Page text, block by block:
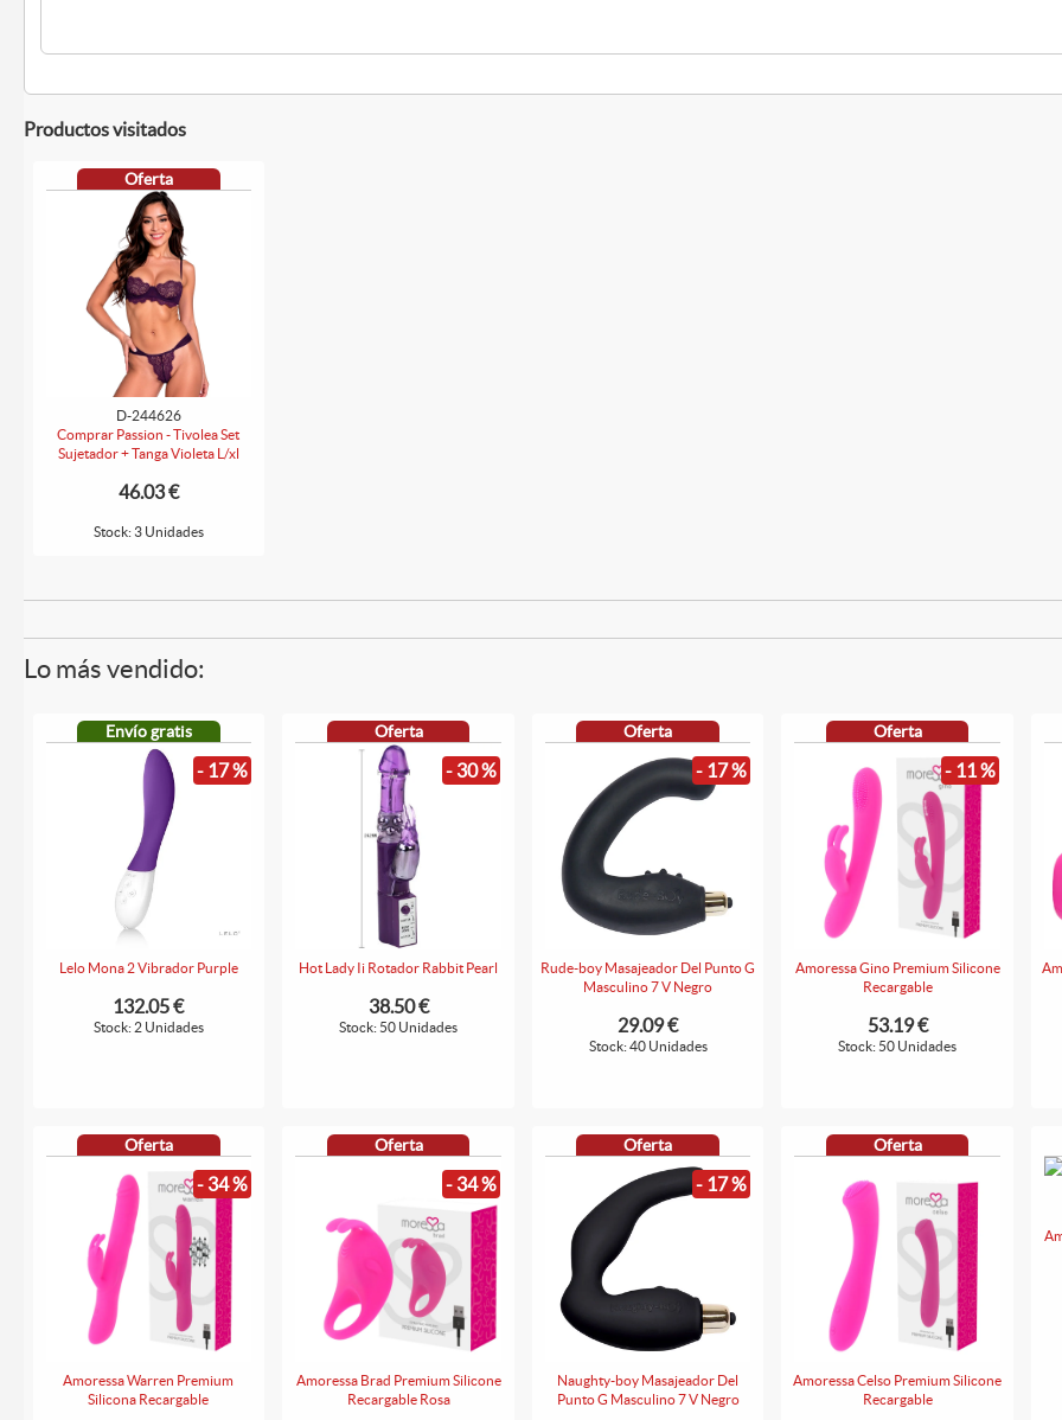
Productos visitados
Oferta
D-244626
Comprar Passion - Tivolea Set
Sujetador + Tanga Violeta L/xl
46.03 €
Stock: 3 Unidades
Lo más vendido:
Envío gratis
- 17 %
Lelo Mona 2 Vibrador Purple
132.05 €
Stock: 2 Unidades
Oferta
- 30 %
Hot Lady Ii Rotador Rabbit Pearl
38.50 €
Stock: 50 Unidades
Oferta
- 17 %
Rude-boy Masajeador Del Punto G
Masculino 7 V Negro
29.09 €
Stock: 40 Unidades
Oferta
- 11 %
Amoressa Gino Premium Silicone
Recargable
53.19 €
Stock: 50 Unidades
Oferta
- 34 %
Amoressa Warren Premium
Silicona Recargable
Oferta
- 34 %
Amoressa Brad Premium Silicone
Recargable Rosa
Oferta
- 17 %
Naughty-boy Masajeador Del
Punto G Masculino 7 V Negro
Oferta
Amoressa Celso Premium Silicone
Recargable